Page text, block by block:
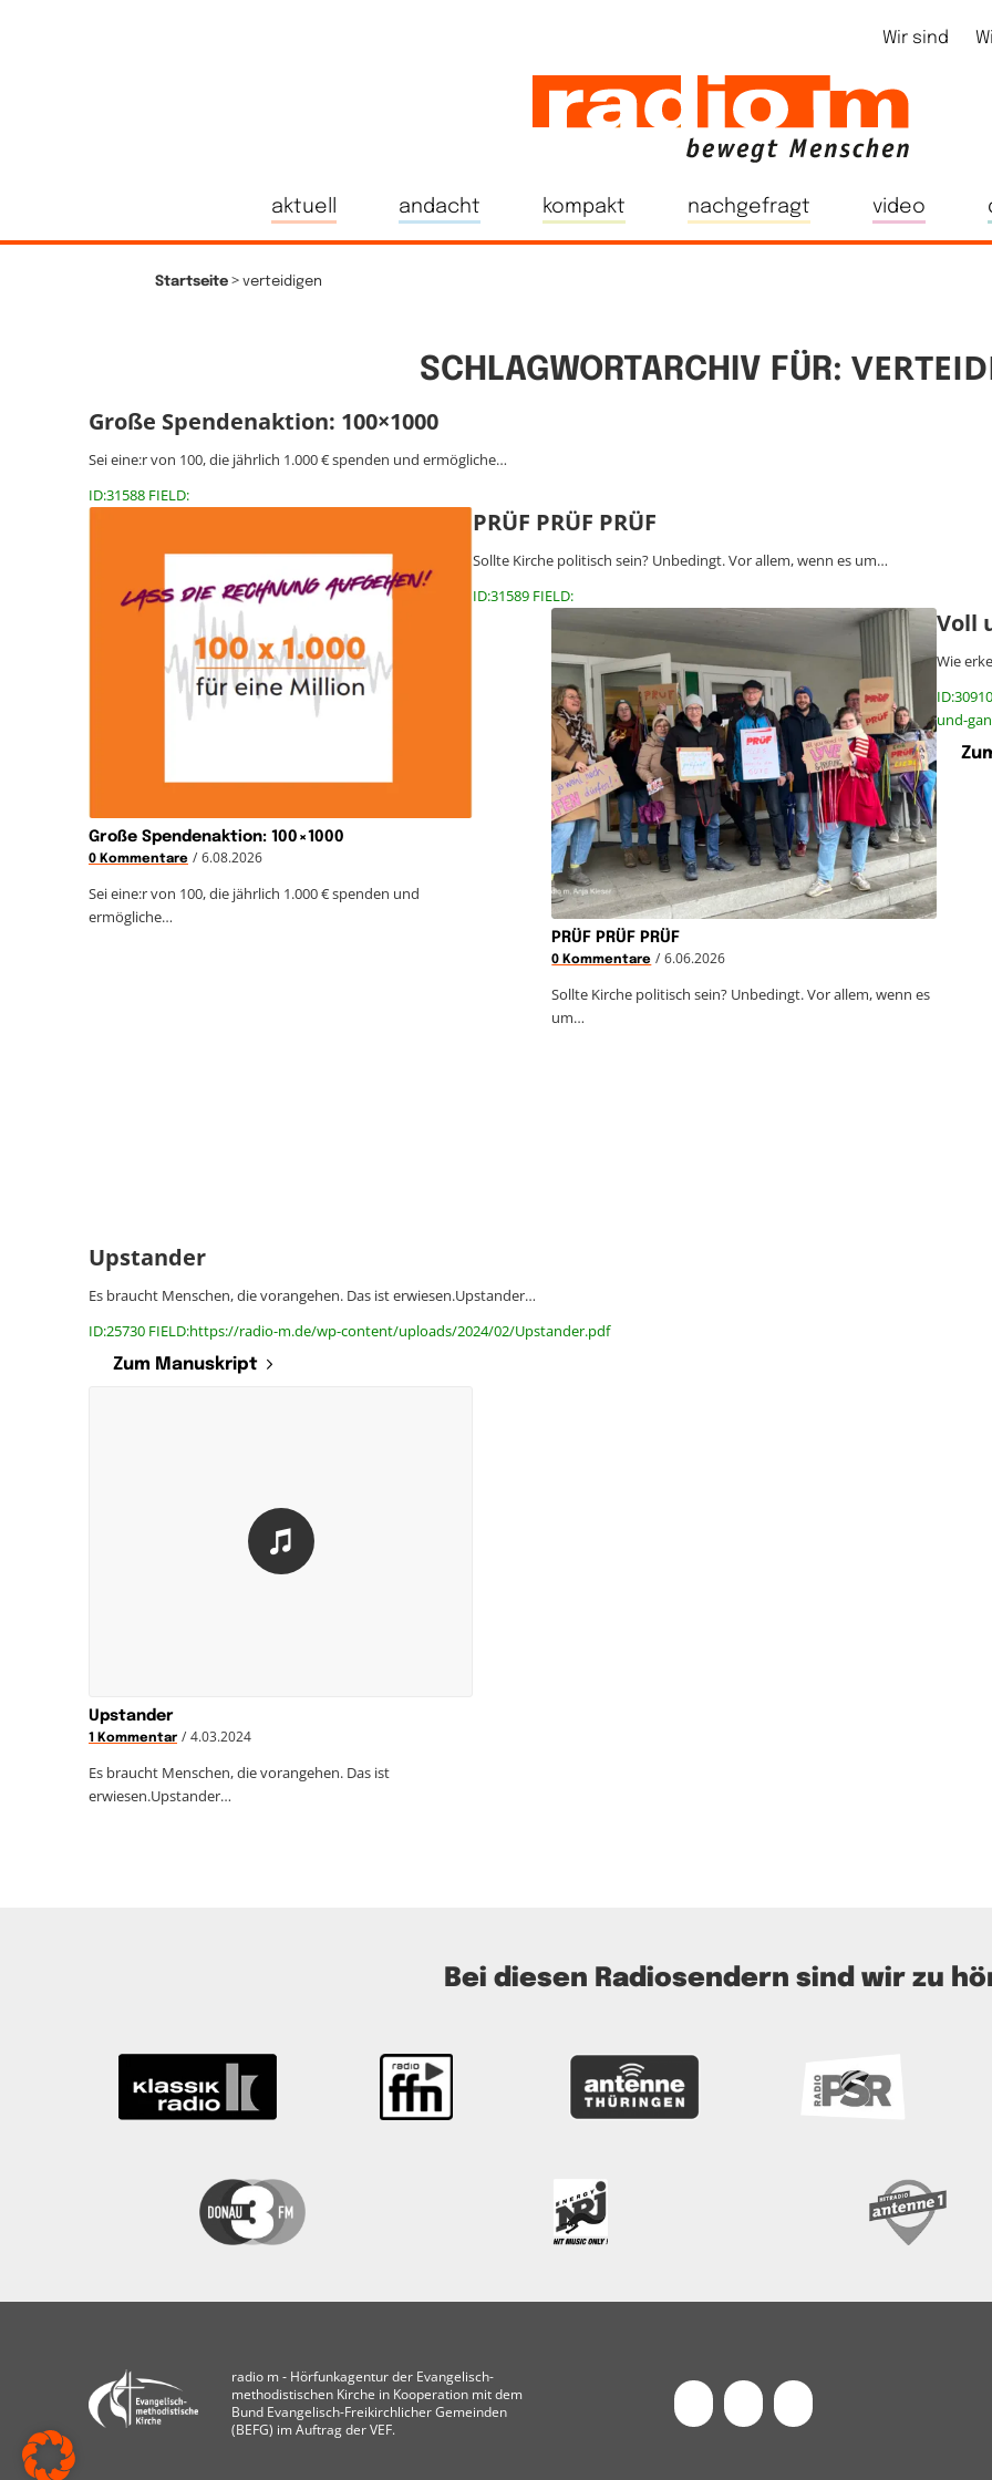
Wir sind
aktuell andacht kompakt nachgefragt video
Startseite > verteidigen
SCHLAGWORTARCHIV FÜR:
Große Spendenaktion: 100×1000
Sei eine:r von 100, die jährlich 1.000 € spenden und ermögliche…
ID:31588 FIELD:
Große Spendenaktion: 100×1000
0 Kommentare / 6.08.2026
Sei eine:r von 100, die jährlich 1.000 € spenden und
ermögliche…
PRÜF PRÜF PRÜF
Sollte Kirche politisch sein? Unbedingt. Vor allem, wenn es um…
ID:31589 FIELD:
PRÜF PRÜF PRÜF
0 Kommentare / 6.06.2026
Sollte Kirche politisch sein? Unbedingt. Vor allem, wenn es
um…
Voll
Wie
und-
Upstander
Es braucht Menschen, die vorangehen. Das ist erwiesen.Upstander…
ID:25730 FIELD:https://radio-m.de/wp-content/uploads/2024/02/Upstander.pdf
Zum Manuskript
Upstander
1 Kommentar / 4.03.2024
Es braucht Menschen, die vorangehen. Das ist
erwiesen.Upstander…
Bei diesen Radiosendern sind wir zu
radio m ‐ Hörfunkagentur der Evangelisch-
methodistischen Kirche in Kooperation mit dem
Bund Evangelisch-Freikirchlicher Gemeinden
(BEFG) im Auftrag der VEF.